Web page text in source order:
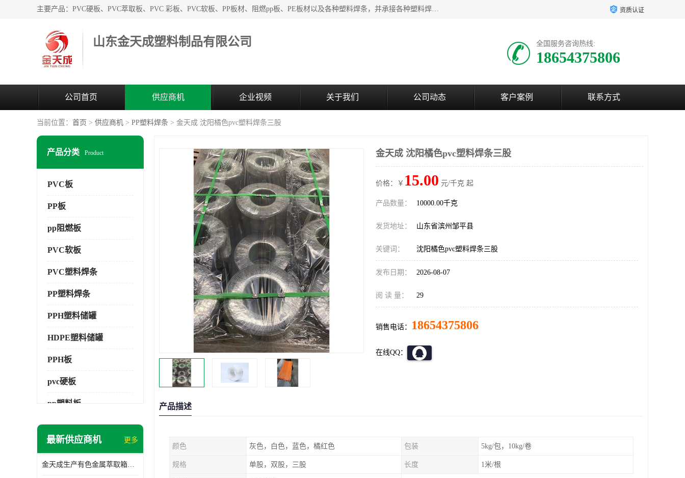
主要产品：PVC硬板、PVC萃取板、PVC 彩板、PVC软板、PP板材、阻燃pp板、PE板材以及各种塑料焊条，并承接各种塑料焊接工程，其产品广泛应用于环保设备、化工、石油、电镀、电子、建筑、食品、医药等多种行业，产品销售己覆盖全国多个省、市(直辖市)及自治区，并己经远销国外。 资质认证
山东金天成塑料制品有限公司 全国服务咨询热线:
18654375806
公司首页 供应商机 企业视频 关于我们 公司动态 客户案例 联系方式
当前位置： 首页 > 供应商机 > PP塑料焊条 > 金天成 沈阳橘色pvc塑料焊条三股
产品分类 Product
PVC板
PP板
pp阻燃板
PVC软板
PVC塑料焊条
PP塑料焊条
PPH塑料储罐
HDPE塑料储罐
PPH板
pvc硬板
pp塑料板
pvc萃取板
最新供应商机 更多
金天成生产有色金属萃取箱焊接pvc板
金天成 沈阳橘色pvc塑料焊条三股
价格：￥ 15.00 元/千克 起
产品数量： 10000.00千克
发货地址： 山东省滨州邹平县
关键词： 沈阳橘色pvc塑料焊条三股
发布日期： 2026-08-07
阅 读 量： 29
销售电话： 18654375806
在线QQ：
产品描述
颜色 灰色，白色，蓝色，橘红色 包装 5kg/包，10kg/卷
规格 单股，双股，三股 长度 1米/根